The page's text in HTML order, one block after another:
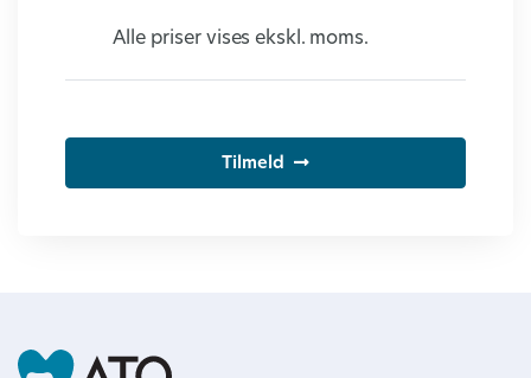
Alle priser vises ekskl. moms.
Tilmeld